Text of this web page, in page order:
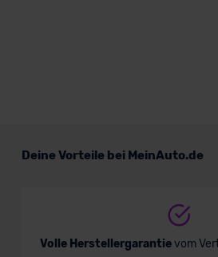
Deine Vorteile bei MeinAuto.de
Volle Herstellergarantievom